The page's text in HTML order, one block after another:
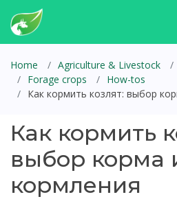
Home Agriculture & Livestock
Forage crops
How-tos
Как кормить козлят: выбор
Как кормить
выбор корма
кормления